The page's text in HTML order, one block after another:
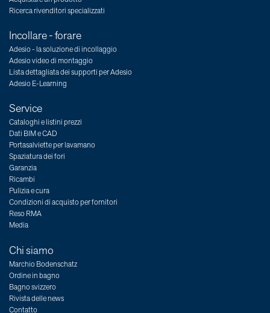
Ricerca rivenditori specializzati
Incollare - forare
Adesio - la soluzione di incollaggio
Adesio video di montaggio
Lista dettagliata dei supporti per Adesio
Adesio E-Learning
Service
Cataloghi e listini prezzi
Dati BIM e CAD
Portasalviette per lavamano
Spaziatura dei fori
Garanzia
Ricambi
Pulizia e cura
Condizioni di acquisto per fornitori
Reso RMA
Media
Chi siamo
Marchio Bodenschatz
Ordine in bagno
Bagno svizzero
Rivista delle news
Contatto